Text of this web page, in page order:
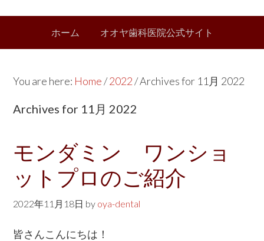
i
e
b
i
t
navigation
ホーム オオヤ歯科医院公式サイト
You are here: Home/2022/Archives for 11月 2022
Archives for 11月 2022
モンダミン ワンショ
ットプロのご紹介
2022年11月18日 by oya-dental
皆さんこんにちは！